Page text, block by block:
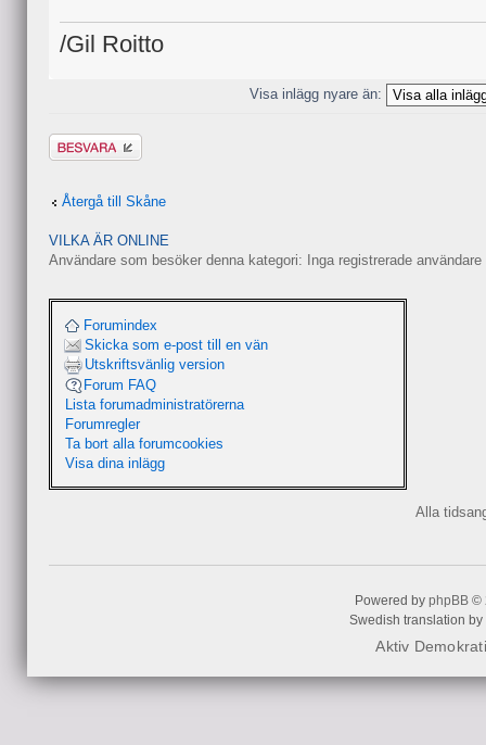
/Gil Roitto
Visa inlägg nyare än:
Besvara
Återgå till Skåne
VILKA ÄR ONLINE
Användare som besöker denna kategori: Inga registrerade
Forumindex
Skicka som e-post till en vän
Utskriftsvänlig version
Forum FAQ
Lista forumadministratörerna
Forumregler
Ta bort alla forumcookies
Visa dina inlägg
Alla
Powered by phpBB©
Swedish translation by
Aktiv Demokrati